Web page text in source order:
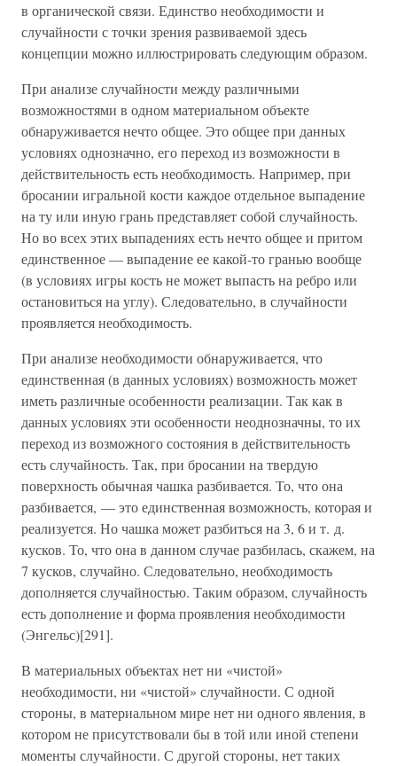
в органической связи. Единство необходимости и
случайности с точки зрения развиваемой здесь
концепции можно иллюстрировать следующим образом.
При анализе случайности между различными
возможностями в одном материальном объекте
обнаруживается нечто общее. Это общее при данных
условиях однозначно, его переход из возможности в
действительность есть необходимость. Например, при
бросании игральной кости каждое отдельное выпадение
на ту или иную грань представляет собой случайность.
Но во всех этих выпадениях есть нечто общее и притом
единственное — выпадение ее какой-то гранью вообще
(в условиях игры кость не может выпасть на ребро или
остановиться на углу). Следовательно, в случайности
проявляется необходимость.
При анализе необходимости обнаруживается, что
единственная (в данных условиях) возможность может
иметь различные особенности реализации. Так как в
данных условиях эти особенности неоднозначны, то их
переход из возможного состояния в действительность
есть случайность. Так, при бросании на твердую
поверхность обычная чашка разбивается. То, что она
разбивается, — это единственная возможность, которая и
реализуется. Но чашка может разбиться на 3, 6 и т. д.
кусков. То, что она в данном случае разбилась, скажем, на
7 кусков, случайно. Следовательно, необходимость
дополняется случайностью. Таким образом, случайность
есть дополнение и форма проявления необходимости
(Энгельс)[291].
В материальных объектах нет ни «чистой»
необходимости, ни «чистой» случайности. С одной
стороны, в материальном мире нет ни одного явления, в
котором не присутствовали бы в той или иной степени
моменты случайности. С другой стороны, нет таких